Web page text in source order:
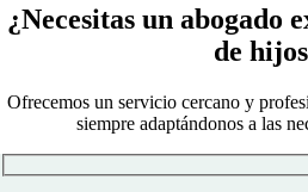
¿Necesitas un abogado
de
Ofrecemos un servicio cercano y
siempre adaptándonosa las